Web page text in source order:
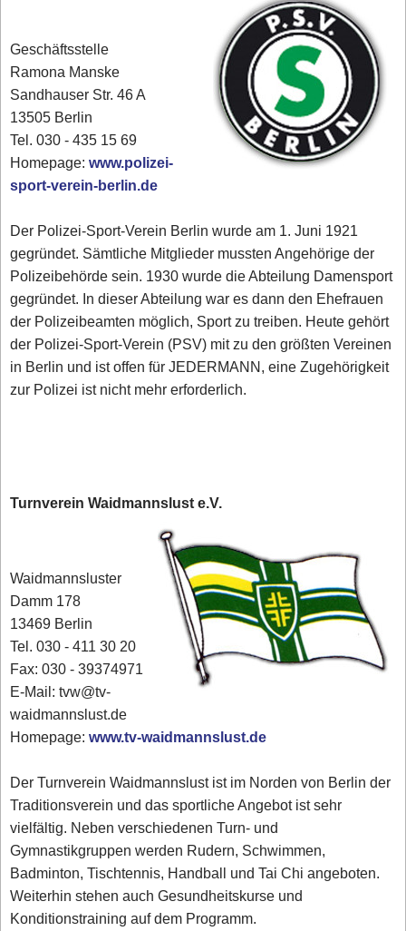
Geschäftsstelle
Ramona Manske
Sandhauser Str. 46 A
13505 Berlin
Tel. 030 - 435 15 69
Homepage:www.polizei-
sport-verein-berlin.de
Der Polizei-Sport-Verein Berlin wurde am 1. Juni 1921
gegründet. Sämtliche Mitglieder mussten Angehörige der
Polizeibehörde sein. 1930 wurde die Abteilung Damensport
gegründet. In dieser Abteilung war es dann den Ehefrauen
der Polizeibeamten möglich, Sport zu treiben. Heute gehört
der Polizei-Sport-Verein (PSV) mit zu den größten Vereinen
in Berlin und ist offen für JEDERMANN, eine Zugehörigkeit
zur Polizei ist nicht mehr erforderlich.
Turnverein Waidmannslust e.V.
Waidmannsluster
Damm 178
13469 Berlin
Tel. 030 - 411 30 20
Fax: 030 - 39374971
E-Mail: tvw@tv-
waidmannslust.de
Homepage:www.tv-waidmannslust.de
Der Turnverein Waidmannslust ist im Norden von Berlin der
Traditionsverein und das sportliche Angebot ist sehr
vielfältig. Neben verschiedenen Turn- und
Gymnastikgruppen werden Rudern, Schwimmen,
Badminton, Tischtennis, Handball und Tai Chi angeboten.
Weiterhin stehen auch Gesundheitskurse und
Konditionstraining auf dem Programm.